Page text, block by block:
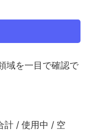
域を一目で確認で
計 / 使用中 / 空